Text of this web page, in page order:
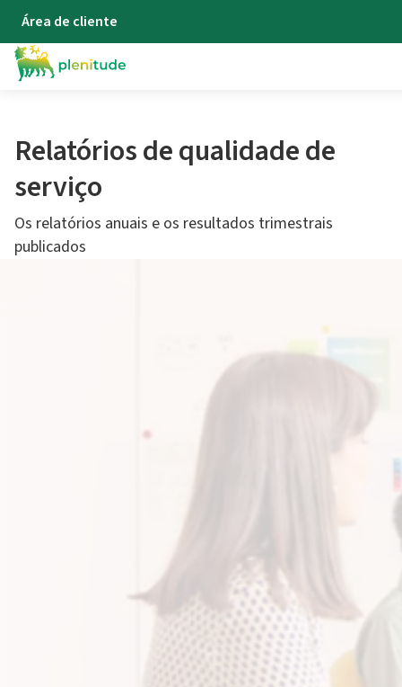
Área de cliente
Relatórios de qualidade de
serviço​
Os relatórios anuais e os resultados trimestrais
publicados
O Relatório de Qualidade de Serviço é uma publicação anual
que contém os principais indicadores de serviço de Apoio ao